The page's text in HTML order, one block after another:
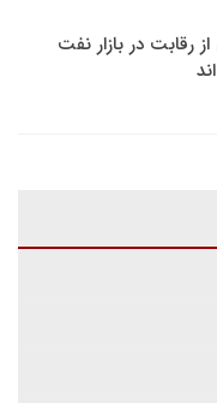
رقابت در بازار نفت